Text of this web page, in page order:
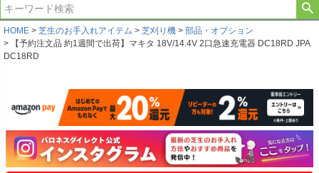
HOME 芝生のお手入れアイテム 芝刈り機
部品・オプション
【予約注文品 約1週間で出荷】マキタ 18V/14.4V 2口急速充電器 DC18RD JPA
DC18RD